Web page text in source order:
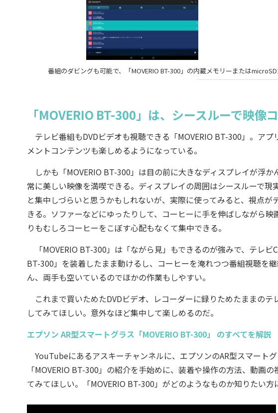
番組のダビングも可能で、「MOVERIO BT-300」の内蔵メモリーまたは
「MOVERIO BT-300」は、シースルーで映像
テレビ番組もDVDビデオも視聴できる「MOVERIO BT-300」。ア
メントコンテンツも楽しめるようになっている。
しかも「MOVERIO BT-300」は目の前に大きなディスプレイが浮
常に美しい映像を満喫できる。ディスプレイの周囲はシースルーで
と集中しづらいと思うかもしれないが、実際に使ってみると、視点
きる。ソファーなどにゆったりして、コーヒーに手を伸ばしながら
りもむしろコーヒーをこぼす心配もなくて集中できる。
「MOVERIO BT-300」は「ながら見」もできるのが強みで、テレビ
BT-300」を装着したまま動けるし、コーヒーを淹れつつ番組視聴を
ん、両手も空いているのでほかの作業もしやすい。
これまで買いためたDVDビデオ、レコーダーに録りためたままの
してみてほしい。意外なほど集中して楽しめるのだ。
エプソン AR型スマートグラス「MOVERIO BT-300」 のすべてを解説
YouTubeにあるアスキーチャンネルに、エプソンのAR型スマート
「MOVERIO BT-300」の紹介を手始めに、装着や操作の方法、動画
てみてほしい。「MOVERIO BT-300」がどのようなものか知りたい